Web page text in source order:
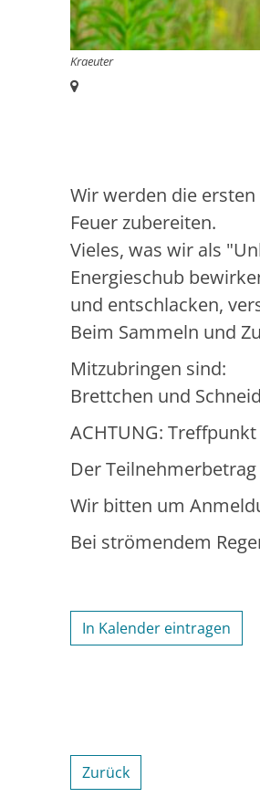
Kraeuter
Ort:
Wir werden die
Feuer zubereiten.
Vieles, was wir als
Energieschub
und entschlacken,
Beim Sammeln und
Mitzubringen sind:
Brettchen und
ACHTUNG:
Der
Wir bitten um
Bei strömendem
In Kalender eintragen
Zurück